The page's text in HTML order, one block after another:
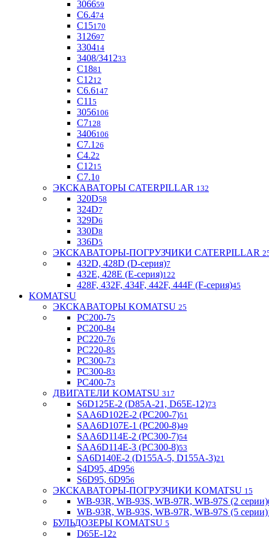
306659
С6.474
С15170
312697
330414
3408/341233
С1881
C1212
С6.6147
C11 5
3056106
С7128
3406106
C7.1 26
C4.22
С1215
С7.1 0
ЭКСКАВАТОРЫ CATERPILLAR 132
320D58
324D7
329D6
330D8
336D5
ЭКСКАВАТОРЫ-ПОГРУЗЧИКИ CATERPILLAR
432D, 428D (D-серия)7
432E, 428E (E-серия)122
428F, 432F, 434F, 442F, 444F (F-серия)45
KOMATSU
ЭКСКАВАТОРЫ KOMATSU 25
PC200-75
PC200-84
PC220-76
PC220-85
PC300-73
PC300-83
PC400-73
ДВИГАТЕЛИ KOMATSU 317
S6D125E-2 (D85A-21, D65E-12)73
SAA6D102E-2 (PC200-7)51
SAA6D107E-1 (PC200-8)49
SAA6D114E-2 (PC300-7)54
SAA6D114E-3 (PC300-8)53
SA6D140E-2 (D155A-5, D155A-3)21
S4D95, 4D956
S6D95, 6D956
ЭКСКАВАТОРЫ-ПОГРУЗЧИКИ KOMATSU 15
WB-93R, WB-93S, WB-97R, WB-97S (2 серии)
WB-93R, WB-93S, WB-97R, WB-97S (5 серии)
БУЛЬДОЗЕРЫ KOMATSU 5
D65E-122